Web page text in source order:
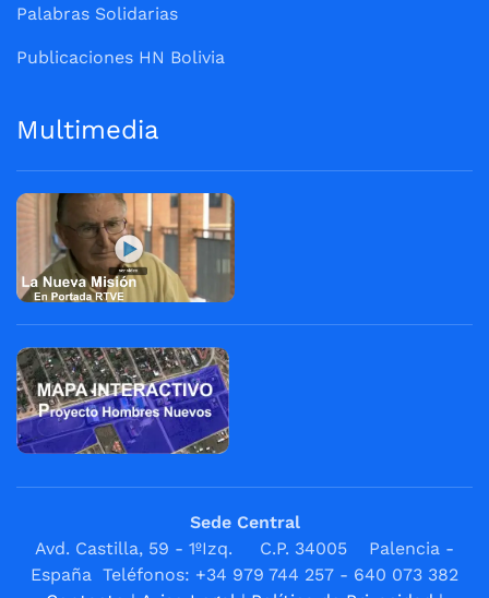
Palabras Solidarias
Publicaciones HN Bolivia
Multimedia
Sede Central
Avd. Castilla, 59 - 1ºIzq. C.P. 34005 Palencia -
España Teléfonos: +34 979 744 257 - 640 073 382